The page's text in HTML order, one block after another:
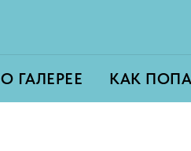
О ГАЛЕРЕЕ КАК